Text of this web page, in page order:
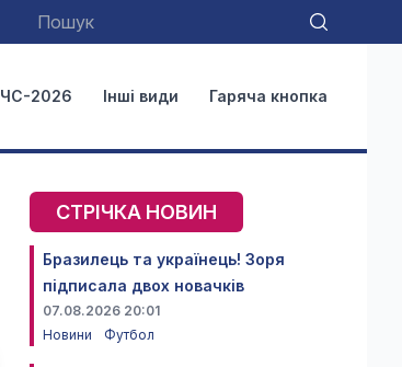
ЧС-2026 Інші види Гаряча кнопка
СТРІЧКА НОВИН
Бразилець та українець! Зоря
підписала двох новачків
07.08.2026 20:01
Новини
Футбол